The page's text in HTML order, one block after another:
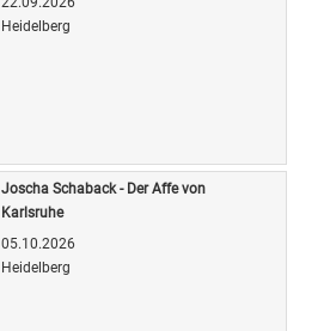
Heidelberg
Joscha Schaback - Der Affe von
Karlsruhe
05.10.2026
Heidelberg